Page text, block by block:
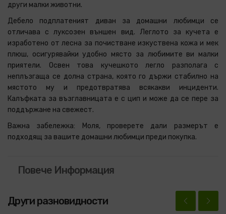
други малки животни.
Дебело подплатеният диван за домашни любимци се
отличава с луксозен външен вид. Леглото за кучета е
изработено от лесна за почистване изкуствена кожа и мек
плюш, осигурявайки удобно място за любимите ви малки
приятели. Освен това кучешкото легло разполага с
неплъзгаща се долна страна, която го държи стабилно на
мястото му и предотвратява всякакви инциденти.
Калъфката за възглавницата е с цип и може да се пере за
поддържане на свежест.
Важна забележка:
Моля, проверете дали размерът е
подходящ за вашите домашни любимци преди покупка.
Повече Информация
Други разновидности